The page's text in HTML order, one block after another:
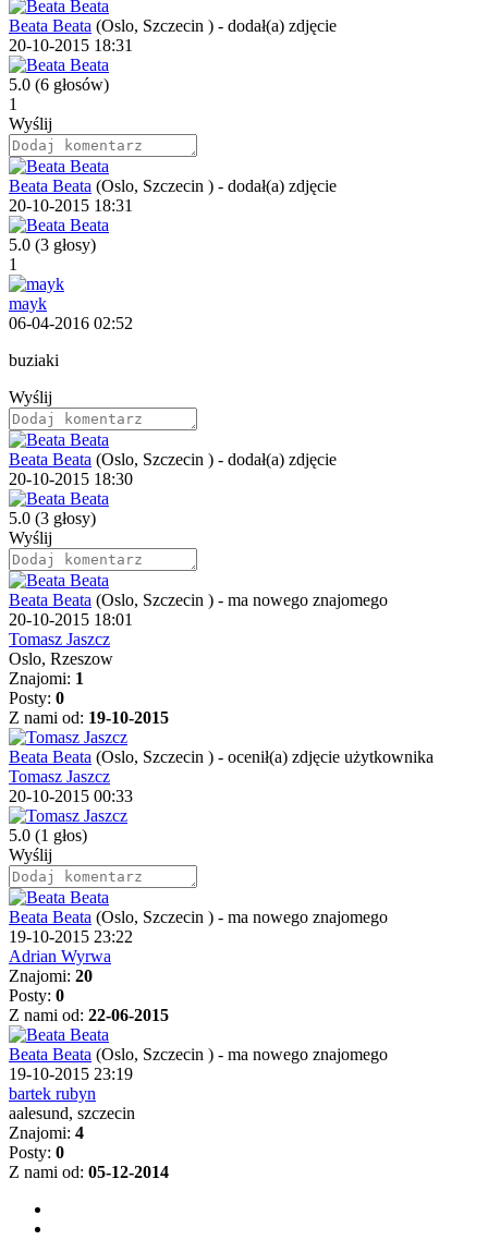
Beata Beata (Oslo, Szczecin ) - dodał(a) zdjęcie
20-10-2015 18:31
5.0 (6 głosów)
1
Wyślij
Beata Beata (Oslo, Szczecin ) - dodał(a) zdjęcie
20-10-2015 18:31
5.0 (3 głosy)
1
mayk
06-04-2016 02:52
buziaki
Wyślij
Beata Beata (Oslo, Szczecin ) - dodał(a) zdjęcie
20-10-2015 18:30
5.0 (3 głosy)
Wyślij
Beata Beata (Oslo, Szczecin ) - ma nowego znajomego
20-10-2015 18:01
Tomasz Jaszcz
Oslo, Rzeszow
Znajomi: 1
Posty: 0
Z nami od: 19-10-2015
Beata Beata (Oslo, Szczecin ) - ocenił(a) zdjęcie użytkownika
Tomasz Jaszcz
20-10-2015 00:33
5.0 (1 głos)
Wyślij
Beata Beata (Oslo, Szczecin ) - ma nowego znajomego
19-10-2015 23:22
Adrian Wyrwa
Znajomi: 20
Posty: 0
Z nami od: 22-06-2015
Beata Beata (Oslo, Szczecin ) - ma nowego znajomego
19-10-2015 23:19
bartek rubyn
aalesund, szczecin
Znajomi: 4
Posty: 0
Z nami od: 05-12-2014